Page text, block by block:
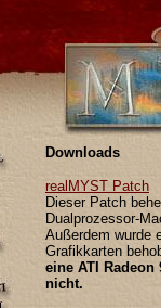
Downloads
realMYST Patch
Dieser Patch
Dualprozessor-
Außerdem wurde
Grafikkarten
eine ATI
nicht.